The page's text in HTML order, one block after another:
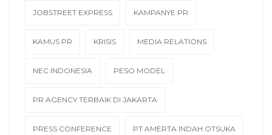
JOBSTREET EXPRESS KAMPANYE PR
KAMUS PR KRISIS MEDIA RELATIONS
NEC INDONESIA PESO MODEL
PR AGENCY TERBAIK DI JAKARTA
PRESS CONFERENCE PT AMERTA INDAH OTSUKA